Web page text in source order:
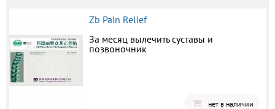
Zb Pain Relief
За месяц вылечить суставы и
позвоночник
нет в наличии